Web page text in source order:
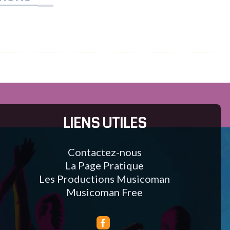
LIENS UTILES
Contactez-nous
La Page Pratique
Les Productions Musicoman
Musicoman Free